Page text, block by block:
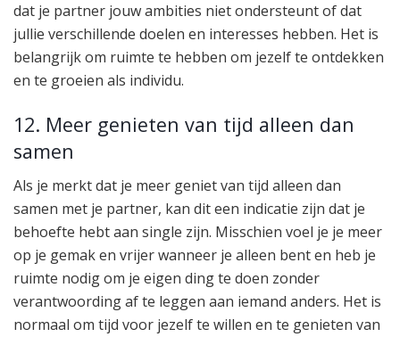
dat je partner jouw ambities niet ondersteunt of dat
jullie verschillende doelen en interesses hebben. Het is
belangrijk om ruimte te hebben om jezelf te ontdekken
en te groeien als individu.
12. Meer genieten van tijd alleen dan
samen
Als je merkt dat je meer geniet van tijd alleen dan
samen met je partner, kan dit een indicatie zijn dat je
behoefte hebt aan single zijn. Misschien voel je je meer
op je gemak en vrijer wanneer je alleen bent en heb je
ruimte nodig om je eigen ding te doen zonder
verantwoording af te leggen aan iemand anders. Het is
normaal om tijd voor jezelf te willen en te genieten van